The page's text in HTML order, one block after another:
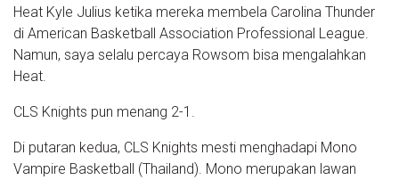
Heat Kyle Julius ketika mereka membela Carolina Thunder
di American Basketball Association Professional League.
Namun, saya selalu percaya Rowsom bisa mengalahkan
Heat.
CLS Knights pun menang 2-1.
Di putaran kedua, CLS Knights mesti menghadapi Mono
Vampire Basketball (Thailand). Mono merupakan lawan